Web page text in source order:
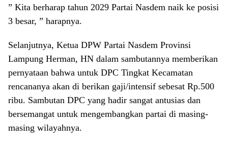
” Kita berharap tahun 2029 Partai Nasdem naik ke posisi
3 besar, ” harapnya.
Selanjutnya, Ketua DPW Partai Nasdem Provinsi
Lampung Herman, HN dalam sambutannya memberikan
pernyataan bahwa untuk DPC Tingkat Kecamatan
rencananya akan di berikan gaji/intensif sebesat Rp.500
ribu. Sambutan DPC yang hadir sangat antusias dan
bersemangat untuk mengembangkan partai di masing-
masing wilayahnya.